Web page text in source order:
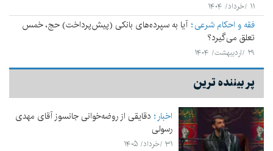
۱۱ /خرداد/ ۱۴۰۴
فقه و احکام شرعی آیا به سپرده‌های بانکی (پیش‌پرداخت) حج، خمس
تعلق می‌‌گیرد؟
۲۹ /اردیبهشت/ ۱۴۰۴
پر بیننده ترین
اخبار دقایقی از روضه‌خوانی جانسوز آقای مهدی
رسولی
۳۱ /خرداد/ ۱۴۰۵